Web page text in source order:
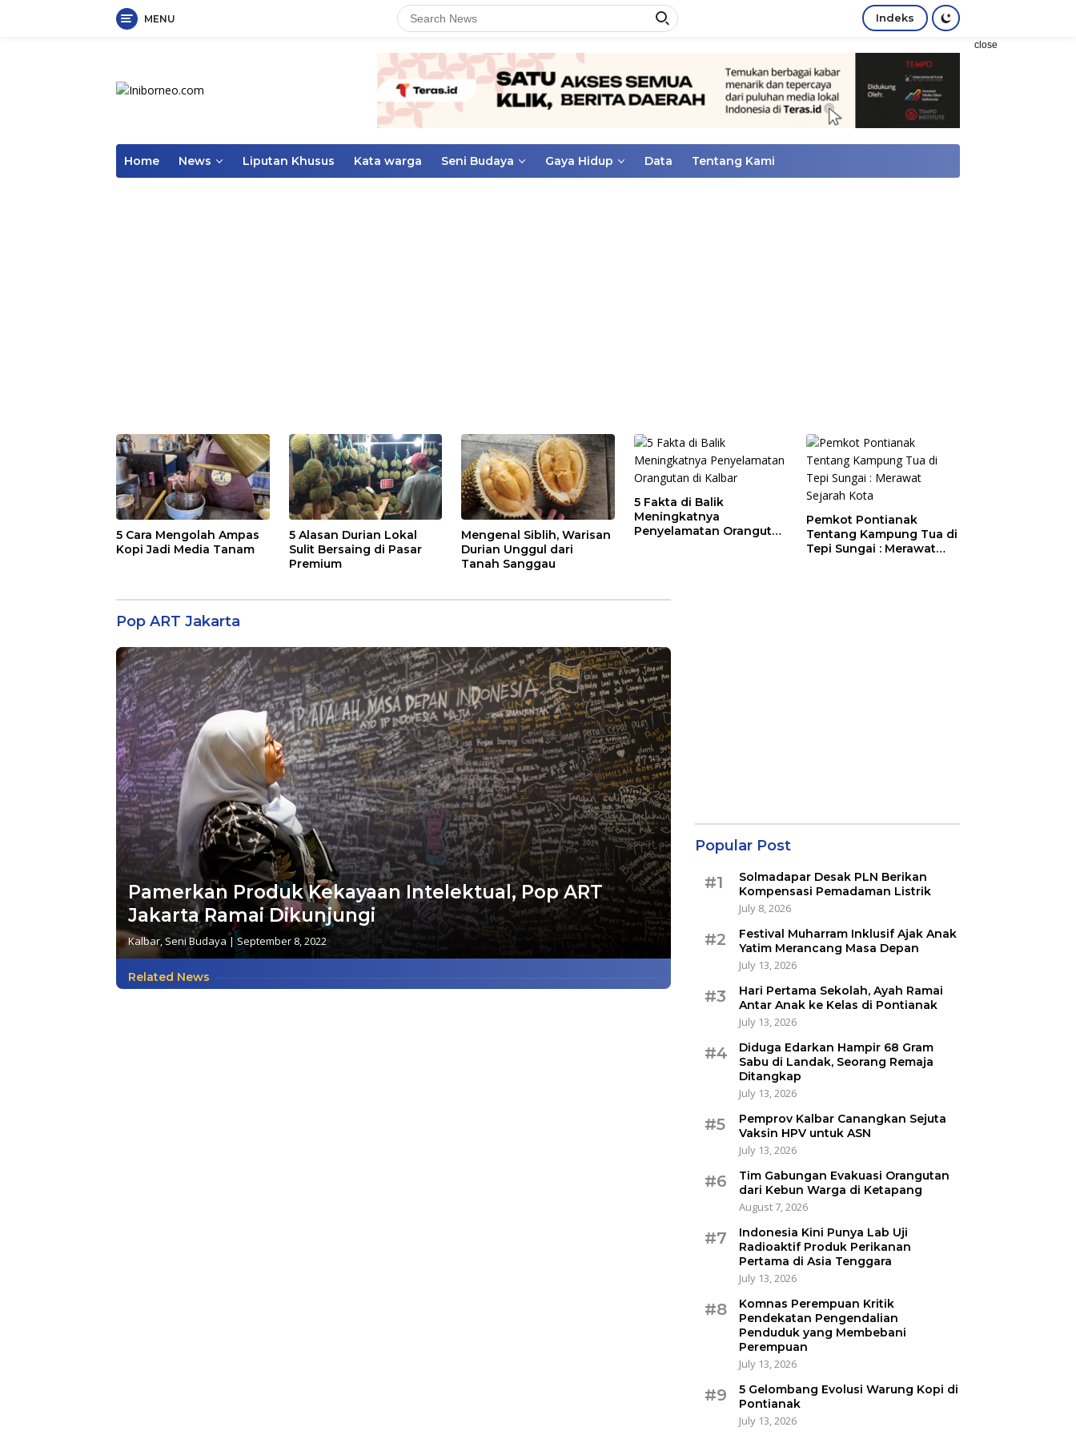
MENU Indeks
close
Home News Liputan Khusus Kata warga Seni Budaya Gaya Hidup Data Tentang Kami
5 Cara Mengolah Ampas
Kopi Jadi Media Tanam
5 Alasan Durian Lokal
Sulit Bersaing di Pasar
Premium
Mengenal Siblih, Warisan
Durian Unggul dari
Tanah Sanggau
5 Fakta di Balik
Meningkatnya
Penyelamatan Orangutan
Pemkot Pontianak
Tentang Kampung Tua di
Tepi Sungai : Merawat
Pop ART Jakarta
Pamerkan Produk Kekayaan Intelektual, Pop ART
Jakarta Ramai Dikunjungi
Kalbar,Seni Budaya |September 8, 2022
Related News
Popular Post
#1
Solmadapar Desak PLN Berikan
Kompensasi Pemadaman Listrik
July 8, 2026
#2
Festival Muharram Inklusif Ajak Anak
Yatim Merancang Masa Depan
July 13, 2026
#3
Hari Pertama Sekolah, Ayah Ramai
Antar Anak ke Kelas di Pontianak
July 13, 2026
#4
Diduga Edarkan Hampir 68 Gram
Sabu di Landak, Seorang Remaja
Ditangkap
July 13, 2026
#5
Pemprov Kalbar Canangkan Sejuta
Vaksin HPV untuk ASN
July 13, 2026
#6
Tim Gabungan Evakuasi Orangutan
dari Kebun Warga di Ketapang
August 7, 2026
#7
Indonesia Kini Punya Lab Uji
Radioaktif Produk Perikanan
Pertama di Asia Tenggara
July 13, 2026
#8
Komnas Perempuan Kritik
Pendekatan Pengendalian
Penduduk yang Membebani
Perempuan
July 13, 2026
#9
5 Gelombang Evolusi Warung Kopi di
Pontianak
July 13, 2026